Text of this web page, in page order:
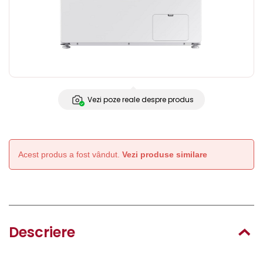
Vezi poze reale despre produs
Acest produs a fost vândut. Vezi produse similare
Descriere